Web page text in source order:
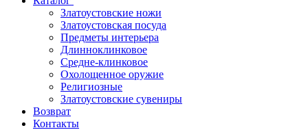
Златоустовские ножи
Златоустовская посуда
Предметы интерьера
Длинноклинковое
Средне-клинковое
Охолощенное оружие
Религиозные
Златоустовские сувениры
Возврат
Контакты